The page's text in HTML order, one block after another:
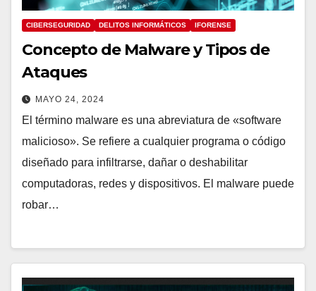
CIBERSEGURIDAD DELITOS INFORMÁTICOS IFORENSE
Concepto de Malware y Tipos de
Ataques
MAYO 24, 2024
El término malware es una abreviatura de «software
malicioso». Se refiere a cualquier programa o código
diseñado para infiltrarse, dañar o deshabilitar
computadoras, redes y dispositivos. El malware puede
robar…